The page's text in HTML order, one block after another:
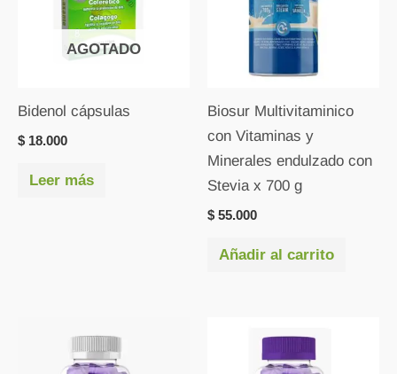
AGOTADO
Bidenol cápsulas
$ 18.000
Leer más
Biosur Multivitaminico
con Vitaminas y
Minerales endulzado con
Stevia x 700 g
$ 55.000
Añadir al carrito